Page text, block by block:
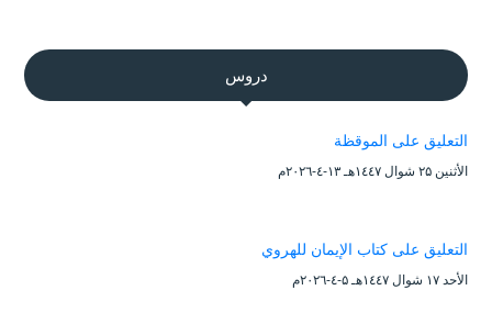
دروس
التعليق على الموقظة
الأثنين ۲۵ شوال ۱٤٤۷هـ ۱۳-٤-۲۰۲٦م
التعليق على كتاب الإيمان للهروي
الأحد ۱۷ شوال ۱٤٤۷هـ ۵-٤-۲۰۲٦م